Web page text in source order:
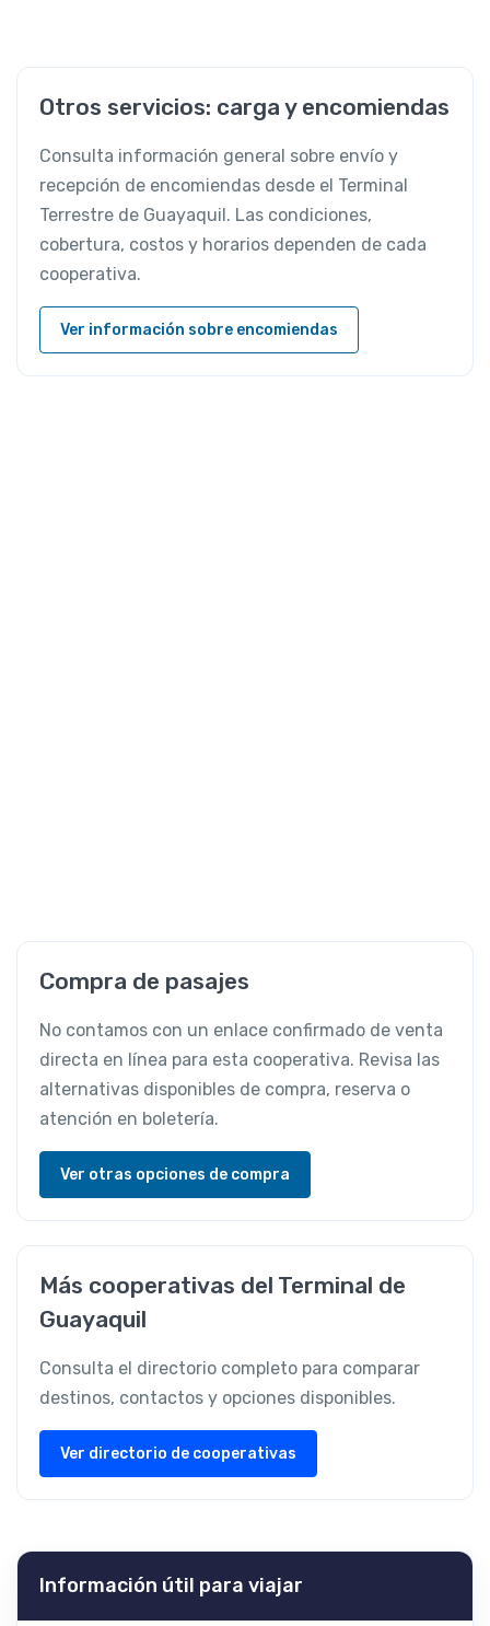
Otros servicios: carga y encomiendas
Consulta información general sobre envío y
recepción de encomiendas desde el Terminal
Terrestre de Guayaquil. Las condiciones,
cobertura, costos y horarios dependen de cada
cooperativa.
Ver información sobre encomiendas
Compra de pasajes
No contamos con un enlace confirmado de venta
directa en línea para esta cooperativa. Revisa las
alternativas disponibles de compra, reserva o
atención en boletería.
Ver otras opciones de compra
Más cooperativas del Terminal de
Guayaquil
Consulta el directorio completo para comparar
destinos, contactos y opciones disponibles.
Ver directorio de cooperativas
Información útil para viajar